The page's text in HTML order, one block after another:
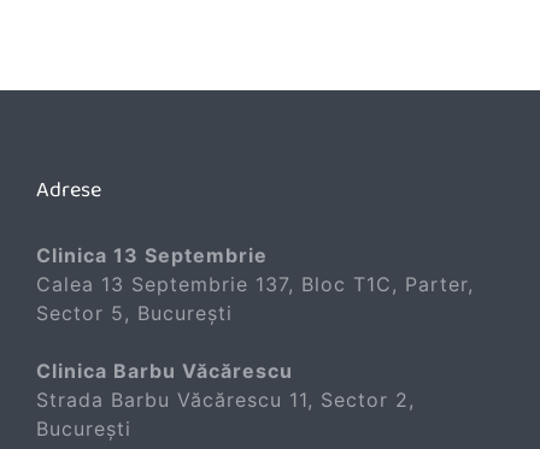
Adrese
Clinica 13 Septembrie
Calea 13 Septembrie 137, Bloc T1C, Parter,
Sector 5, București
Clinica Barbu Văcărescu
Strada Barbu Văcărescu 11, Sector 2,
București